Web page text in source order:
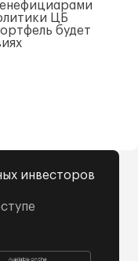
ЦБ
будет
инвесторов